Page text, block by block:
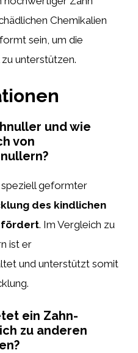
Chemikalien
sein, um die
unterstützen.
und wie
von
speziell geformter
des kindlichen
fördert. Im Vergleich zu
ist er
und unterstützt somit
ein Zahn-
zu anderen